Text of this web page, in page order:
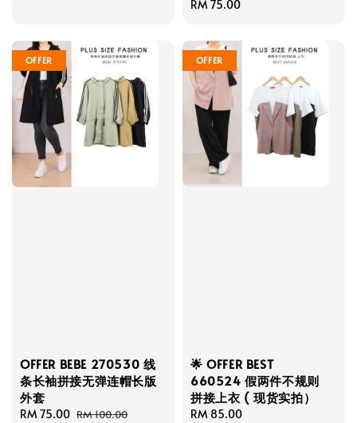
Regular
RM 75.00
OFFER
OFFER BEBE 270530 线
条长袖拼接无弹连帽长版
外套
Sale
RM 75.00 Regular
RM 100.00
OFFER
🌟 OFFER BEST
660524 假两件不规则
拼接上衣 ( 现货实拍）
Regular
RM 85.00